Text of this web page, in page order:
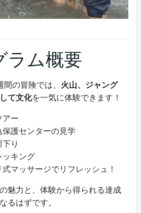
ラム概要
の冒険では、 火山、ジャング
て文化を一気に体験できます！
アー
護センターの見学
り
ッキング
マッサージでリフレッシュ！
魅力と、体験から得られる達成
るはずです。